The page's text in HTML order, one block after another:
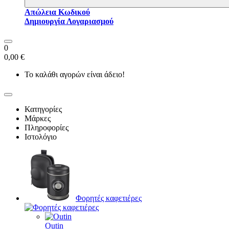
Απώλεια Κωδικού
Δημιουργία Λογαριασμού
0
0,00 €
Το καλάθι αγορών είναι άδειο!
Κατηγορίες
Μάρκες
Πληροφορίες
Ιστολόγιο
Φορητές καφετιέρες
Outin